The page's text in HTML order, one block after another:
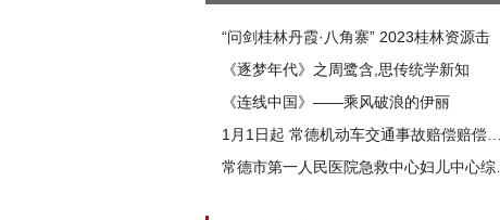
“问剑桂林丹霞·八角寨” 2023桂林资源击
《逐梦年代》之周鹭含,思传统学新知
《连线中国》——乘风破浪的伊丽